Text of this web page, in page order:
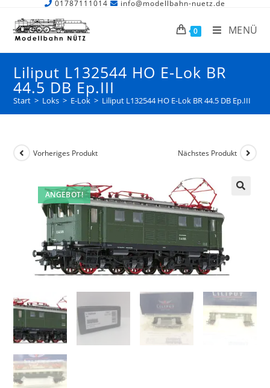
01787111014 info@modellbahn-nuetz.de
0 MENÜ
Liliput L132544 HO E-Lok BR
44.5 DB Ep.III
Start > Loks > E-Lok > Liliput L132544 HO E-Lok BR 44.5 DB Ep.III
ANGEBOT!
Vorheriges Produkt Nächstes Produkt